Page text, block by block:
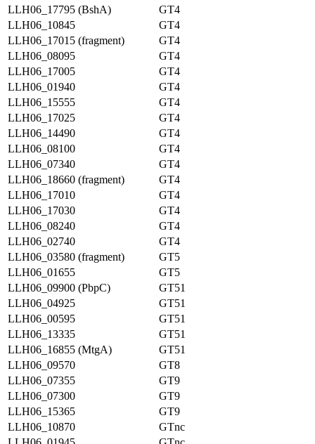
LLH06_17795 (BshA)
GT4
LLH06_10845
GT4
LLH06_17015 (fragment)
GT4
LLH06_08095
GT4
LLH06_17005
GT4
LLH06_01940
GT4
LLH06_15555
GT4
LLH06_17025
GT4
LLH06_14490
GT4
LLH06_08100
GT4
LLH06_07340
GT4
LLH06_18660 (fragment)
GT4
LLH06_17010
GT4
LLH06_17030
GT4
LLH06_08240
GT4
LLH06_02740
GT4
LLH06_03580 (fragment)
GT5
LLH06_01655
GT5
LLH06_09900 (PbpC)
GT51
LLH06_04925
GT51
LLH06_00595
GT51
LLH06_13335
GT51
LLH06_16855 (MtgA)
GT51
LLH06_09570
GT8
LLH06_07355
GT9
LLH06_07300
GT9
LLH06_15365
GT9
LLH06_10870
GTnc